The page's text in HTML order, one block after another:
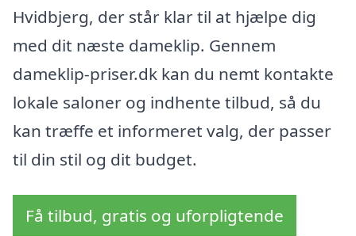
Hvidbjerg, der står klar til at hjælpe dig
med dit næste dameklip. Gennem
dameklip-priser.dk kan du nemt kontakte
lokale saloner og indhente tilbud, så du
kan træffe et informeret valg, der passer
til din stil og dit budget.
Få tilbud, gratis og uforpligtende